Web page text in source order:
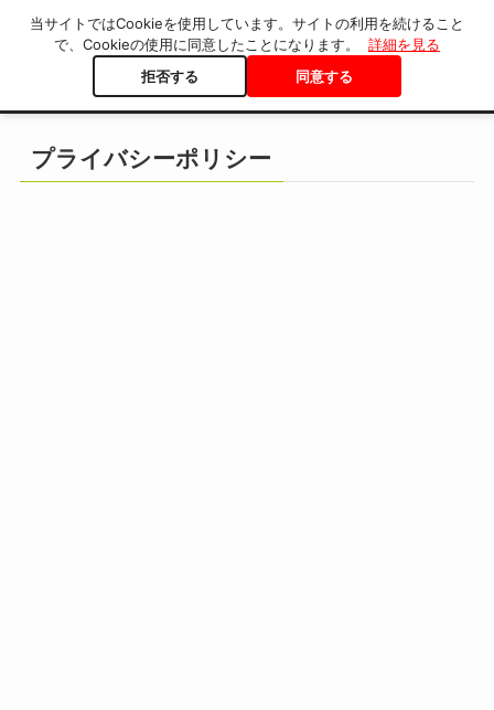
プライバシーポリシー
プライバシーポリシー
当サイトではCookieを使用しています。サイトの利用を続けること
で、Cookieの使用に同意したことになります。
詳細を見る
拒否する
同意する